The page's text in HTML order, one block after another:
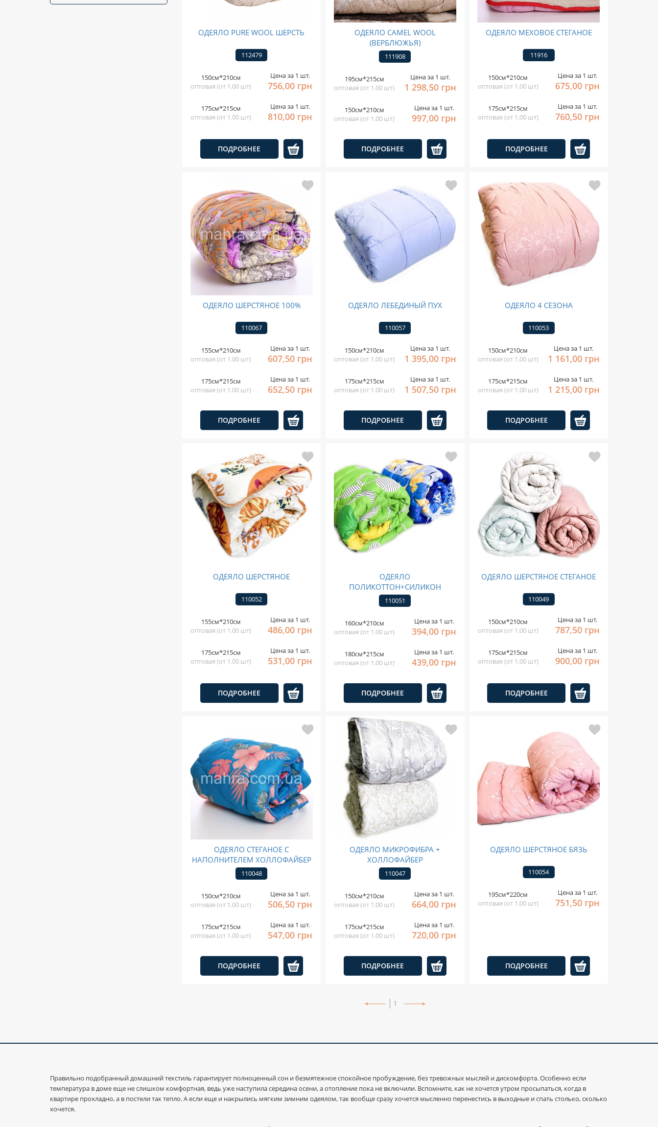
ОДЕЯЛО PURE WOOL ШЕРСТЬ
112479
150см*210см
оптовая (от 1.00 шт)
Цена за 1 шт.
756,00 грн
175см*215см
оптовая (от 1.00 шт)
Цена за 1 шт.
810,00 грн
ПОДРОБНЕЕ
ОДЕЯЛО CAMEL WOOL
(ВЕРБЛЮЖЬЯ)
111908
195см*215см
оптовая (от 1.00 шт)
Цена за 1 шт.
1 298,50 грн
150см*210см
оптовая (от 1.00 шт)
Цена за 1 шт.
997,00 грн
ПОДРОБНЕЕ
ОДЕЯЛО МЕХОВОЕ СТЕГАНОЕ
11916
150см*210см
оптовая (от 1.00 шт)
Цена за 1 шт.
675,00 грн
175см*215см
оптовая (от 1.00 шт)
Цена за 1 шт.
760,50 грн
ПОДРОБНЕЕ
ОДЕЯЛО ШЕРСТЯНОЕ 100%
110067
155см*210см
оптовая (от 1.00 шт)
Цена за 1 шт.
607,50 грн
175см*215см
оптовая (от 1.00 шт)
Цена за 1 шт.
652,50 грн
ПОДРОБНЕЕ
ОДЕЯЛО ЛЕБЕДИНЫЙ ПУХ
110057
150см*210см
оптовая (от 1.00 шт)
Цена за 1 шт.
1 395,00 грн
175см*215см
оптовая (от 1.00 шт)
Цена за 1 шт.
1 507,50 грн
ПОДРОБНЕЕ
ОДЕЯЛО 4 СЕЗОНА
110053
150см*210см
оптовая (от 1.00 шт)
Цена за 1 шт.
1 161,00 грн
175см*215см
оптовая (от 1.00 шт)
Цена за 1 шт.
1 215,00 грн
ПОДРОБНЕЕ
ОДЕЯЛО ШЕРСТЯНОЕ
110052
155см*210см
оптовая (от 1.00 шт)
Цена за 1 шт.
486,00 грн
175см*215см
оптовая (от 1.00 шт)
Цена за 1 шт.
531,00 грн
ПОДРОБНЕЕ
ОДЕЯЛО
ПОЛИКОТТОН+СИЛИКОН
110051
160см*210см
оптовая (от 1.00 шт)
Цена за 1 шт.
394,00 грн
180см*215см
оптовая (от 1.00 шт)
Цена за 1 шт.
439,00 грн
ПОДРОБНЕЕ
ОДЕЯЛО ШЕРСТЯНОЕ СТЕГАНОЕ
110049
150см*210см
оптовая (от 1.00 шт)
Цена за 1 шт.
787,50 грн
175см*215см
оптовая (от 1.00 шт)
Цена за 1 шт.
900,00 грн
ПОДРОБНЕЕ
ОДЕЯЛО СТЕГАНОЕ С
НАПОЛНИТЕЛЕМ ХОЛЛОФАЙБЕР
110048
150см*210см
оптовая (от 1.00 шт)
Цена за 1 шт.
506,50 грн
175см*215см
оптовая (от 1.00 шт)
Цена за 1 шт.
547,00 грн
ПОДРОБНЕЕ
ОДЕЯЛО МИКРОФИБРА +
ХОЛЛОФАЙБЕР
110047
150см*210см
оптовая (от 1.00 шт)
Цена за 1 шт.
664,00 грн
175см*215см
оптовая (от 1.00 шт)
Цена за 1 шт.
720,00 грн
ПОДРОБНЕЕ
ОДЕЯЛО ШЕРСТЯНОЕ БЯЗЬ
110054
195см*220см
оптовая (от 1.00 шт)
Цена за 1 шт.
751,50 грн
ПОДРОБНЕЕ
1
Правильно подобранный домашний текстиль гарантирует полноценный сон и безмятежное спокойное пробуждение, без тревожных мыслей и дискомфорта. Особенно если
температура в доме еще не слишком комфортная, ведь уже наступила середина осени, а отопление пока не включили. Вспомните, как не хочется утром просыпаться, когда в
квартире прохладно, а в постели так тепло. А если еще и накрылись мягким зимним одеялом, так вообще сразу хочется мысленно перенестись в выходные и спать столько, сколько
хочется.